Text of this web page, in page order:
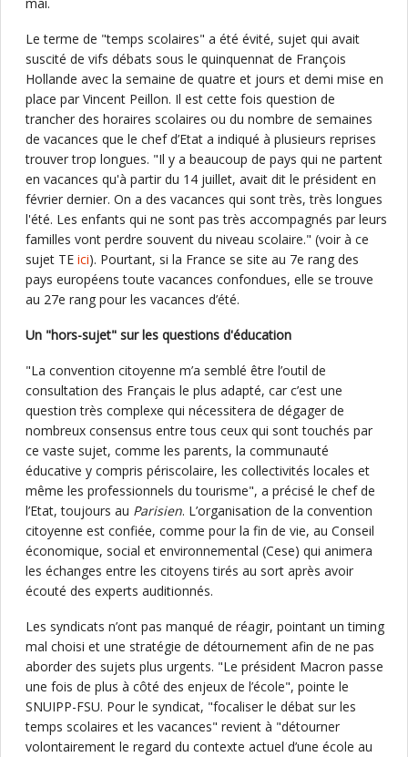
Le terme de "temps scolaires" a été évité, sujet qui avait
suscité de vifs débats sous le quinquennat de François
Hollande avec la semaine de quatre et jours et demi mise en
place par Vincent Peillon. Il est cette fois question de
trancher des horaires scolaires ou du nombre de semaines
de vacances que le chef d’Etat a indiqué à plusieurs reprises
trouver trop longues. "Il y a beaucoup de pays qui ne partent
en vacances qu'à partir du 14 juillet, avait dit le président en
février dernier. On a des vacances qui sont très, très longues
l'été. Les enfants qui ne sont pas très accompagnés par leurs
familles vont perdre souvent du niveau scolaire." (voir à ce
sujet TE ici). Pourtant, si la France se site au 7e rang des
pays européens toute vacances confondues, elle se trouve
au 27e rang pour les vacances d’été.
Un "hors-sujet" sur les questions d'éducation
"La convention citoyenne m’a semblé être l’outil de
consultation des Français le plus adapté, car c’est une
question très complexe qui nécessitera de dégager de
nombreux consensus entre tous ceux qui sont touchés par
ce vaste sujet, comme les parents, la communauté
éducative y compris périscolaire, les collectivités locales et
même les professionnels du tourisme", a précisé le chef de
l’Etat, toujours au Parisien. L’organisation de la convention
citoyenne est confiée, comme pour la fin de vie, au Conseil
économique, social et environnemental (Cese) qui animera
les échanges entre les citoyens tirés au sort après avoir
écouté des experts auditionnés.
Les syndicats n’ont pas manqué de réagir, pointant un timing
mal choisi et une stratégie de détournement afin de ne pas
aborder des sujets plus urgents. "Le président Macron passe
une fois de plus à côté des enjeux de l’école", pointe le
SNUIPP-FSU. Pour le syndicat, "focaliser le débat sur les
temps scolaires et les vacances" revient à "détourner
volontairement le regard du contexte actuel d’une école au